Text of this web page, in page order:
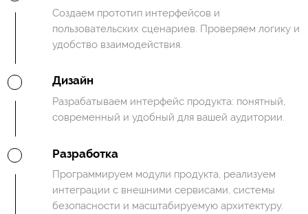
Создаем прототип интерфейсов и
пользовательских сценариев. Проверяем логику и
удобство взаимодействия.
Дизайн
Разрабатываем интерфейс продукта: понятный,
современный и удобный для вашей аудитории.
Разработка
Программируем модули продукта, реализуем
интеграции с внешними сервисами, системы
безопасности и масштабируемую архитектуру.